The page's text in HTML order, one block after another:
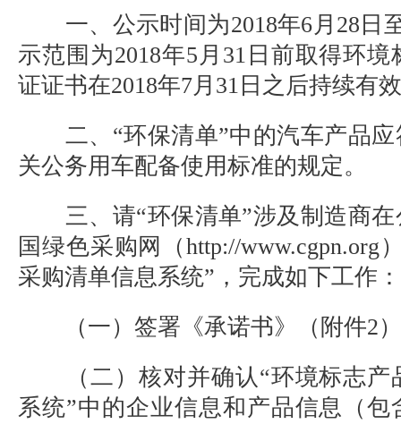
一、公示时间为2018年6月28日
示范围为2018年5月31日前取得环
证证书在2018年7月31日之后持续有
二、“环保清单”中的汽车产品应
关公务用车配备使用标准的规定。
三、请“环保清单”涉及制造商在
国绿色采购网（http://www.cgpn.org
采购清单信息系统”，完成如下工作：
（一）签署《承诺书》（附件2
（二）核对并确认“环境标志产
系统”中的企业信息和产品信息（